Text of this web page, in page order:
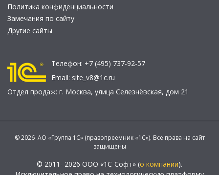
Политика конфиденциальности
Замечания по сайту
Другие сайты
Телефон: +7 (495) 737-92-57
Email: site_v8@1c.ru
Отдел продаж: г. Москва, улица Селезнёвская, дом 21
© 2026 АО «Группа 1С» (правопреемник «1С»). Все права на сайт
защищены
© 2011- 2026 ООО «1С-Софт» (о компании).